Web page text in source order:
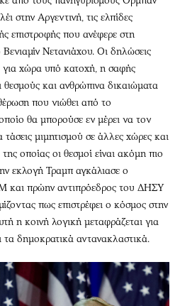
στην Αργεντινή, τις ελπίδες
επιστροφής που ανέφερε στη
Νετανιάχου. Οι δηλώσεις
για χώρα υπό κατοχή, η σαφής
και ανθρώπινα δικαιώματα
που νιώθει από το
θα μπορούσε εν μέρει να τον
τάσεις μιμητισμού σε άλλες χώρες και
οποίας οι θεσμοί είναι ακόμη πιο
εκλογή Τραμπ αγκάλιασε ο
και πρώην αντιπρόεδρος του ΔΗΣΥ
πως επιστρέφει ο κόσμος στην
η κοινή λογική μεταφράζεται για
τα δημοκρατικά αντανακλαστικά.